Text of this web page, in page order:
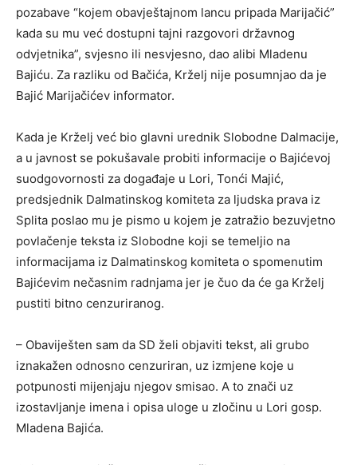
pozabave “kojem obavještajnom lancu pripada Marijačić”
kada su mu već dostupni tajni razgovori državnog
odvjetnika”, svjesno ili nesvjesno, dao alibi Mladenu
Bajiću. Za razliku od Bačića, Krželj nije posumnjao da je
Bajić Marijačićev informator.
Kada je Krželj već bio glavni urednik Slobodne Dalmacije,
a u javnost se pokušavale probiti informacije o Bajićevoj
suodgovornosti za događaje u Lori, Tonći Majić,
predsjednik Dalmatinskog komiteta za ljudska prava iz
Splita poslao mu je pismo u kojem je zatražio bezuvjetno
povlačenje teksta iz Slobodne koji se temeljio na
informacijama iz Dalmatinskog komiteta o spomenutim
Bajićevim nečasnim radnjama jer je čuo da će ga Krželj
pustiti bitno cenzuriranog.
– Obaviješten sam da SD želi objaviti tekst, ali grubo
iznakažen odnosno cenzuriran, uz izmjene koje u
potpunosti mijenjaju njegov smisao. A to znači uz
izostavljanje imena i opisa uloge u zločinu u Lori gosp.
Mladena Bajića.